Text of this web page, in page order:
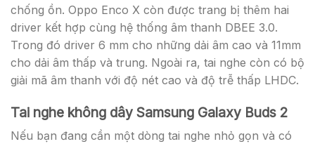
chống ồn. Oppo Enco X còn được trang bị thêm hai
driver kết hợp cùng hệ thống âm thanh DBEE 3.0.
Trong đó driver 6 mm cho những dải âm cao và 11mm
cho dải âm thấp và trung. Ngoài ra, tai nghe còn có bộ
giải mã âm thanh với độ nét cao và độ trễ thấp LHDC.
Tai nghe không dây Samsung Galaxy Buds 2
Nếu bạn đang cần một dòng tai nghe nhỏ gọn và có